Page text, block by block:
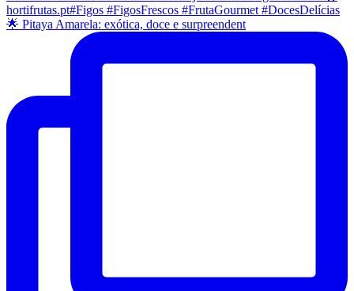
🌟 Pitaya Amarela: exótica, doce e surpreendent